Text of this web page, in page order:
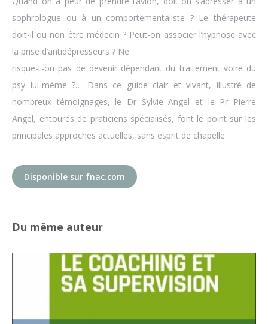
sophrologue ou à un comportementaliste ? Le thérapeute
doit-il ou non être médecin ? Peut-on associer l’hypnose avec
la prise d’antidépresseurs ? Ne
risque-t-on pas de devenir dépendant du traitement voire du
psy lui-même ?… Dans ce guide clair et vivant, illustré de
nombreux témoignages, le Dr Sylvie Angel et le Pr Pierre
Angel, entourés de praticiens spécialisés, font le point sur les
principales approches actuelles, sans esprit de chapelle.
Disponible sur fnac.com
Du même auteur